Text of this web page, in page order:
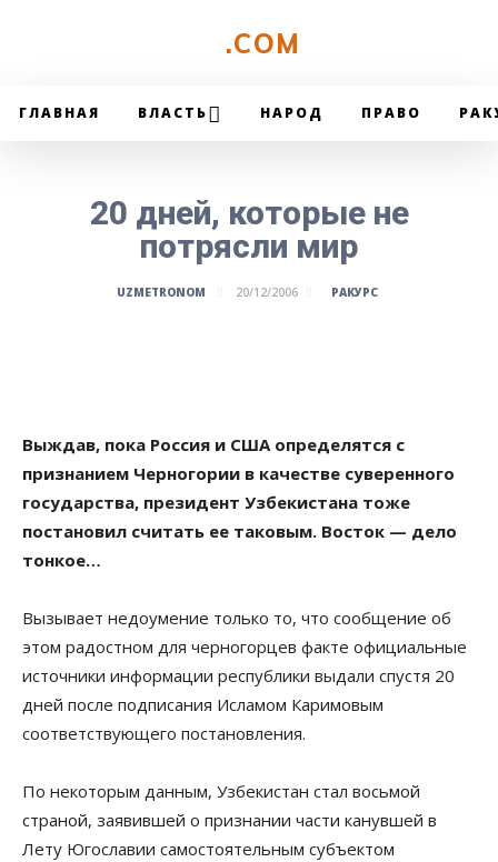
.COM
ГЛАВНАЯ ВЛАСТЬ НАРОД ПРАВО
20 дней, которые не
потрясли мир
UZMETRONOM 20/12/2006 РАКУРС
Выждав, пока Россия и США определятся с
признанием Черногории в качестве суверенного
государства, президент Узбекистана тоже
постановил считать ее таковым. Восток — дело
тонкое…
Вызывает недоумение только то, что сообщение об
этом радостном для черногорцев факте официальные
источники информации республики выдали спустя 20
дней после подписания Исламом Каримовым
соответствующего постановления.
По некоторым данным, Узбекистан стал восьмой
страной, заявившей о признании части канувшей в
Лету Югославии самостоятельным субъектом